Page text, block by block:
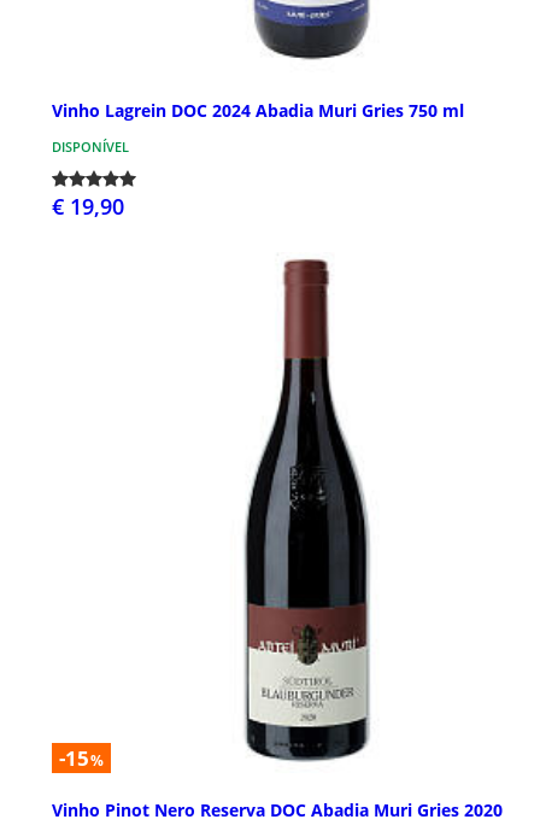
Vinho Lagrein DOC 2024 Abadia Muri Gries 750 ml
DISPONÍVEL
€ 19,90
-15%
Vinho Pinot Nero Reserva DOC Abadia Muri Gries 2020